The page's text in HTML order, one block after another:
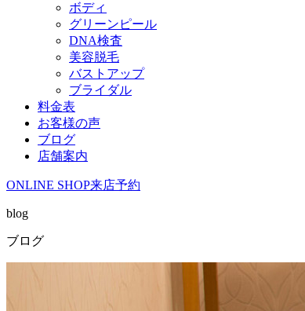
ボディ
グリーンピール
DNA検査
美容脱毛
バストアップ
ブライダル
料金表
お客様の声
ブログ
店舗案内
ONLINE SHOP来店予約
blog
ブログ